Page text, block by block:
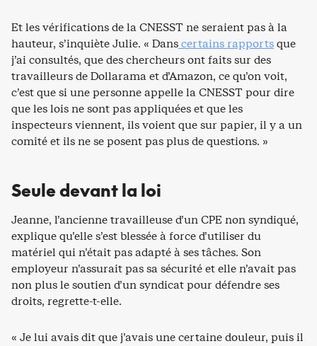
Et les vérifications de la CNESST ne seraient pas à la
hauteur, s’inquiète Julie. « Danscertains rapportsque
j’ai consultés, que des chercheurs ont faits sur des
travailleurs de Dollarama et d’Amazon, ce qu’on voit,
c’est que si une personne appelle la CNESST pour dire
que les lois ne sont pas appliquées et que les
inspecteurs viennent, ils voient que sur papier, il y a un
comité et ils ne se posent pas plus de questions. »
Seule devant la loi
Jeanne, l’ancienne travailleuse d’un CPE non syndiqué,
explique qu’elle s’est blessée à force d’utiliser du
matériel qui n’était pas adapté à ses tâches. Son
employeur n’assurait pas sa sécurité et elle n’avait pas
non plus le soutien d’un syndicat pour défendre ses
droits, regrette-t-elle.
« Je lui avais dit que j’avais une certaine douleur, puis il